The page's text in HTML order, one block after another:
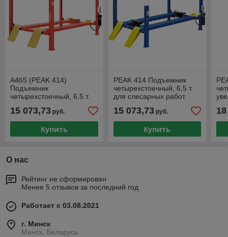
A465 (PEAK 414)
Подъемник
четырехстоечный, 6,5 т.
15 073,73 руб.
Купить
PEAK 414 Подъемник
четырехстоечный, 6,5 т.
для слесарных работ
15 073,73руб.
Купить
О нас
Рейтинг не сформирован
Менее 5 отзывов за последний год
Работает с 03.08.2021
г. Минск
Минск, Беларусь